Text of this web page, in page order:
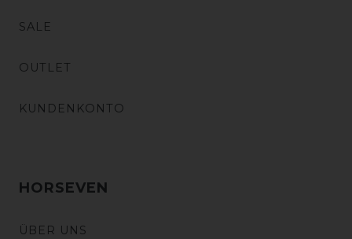
SALE
OUTLET
KUNDENKONTO
HORSEVEN
ÜBER UNS